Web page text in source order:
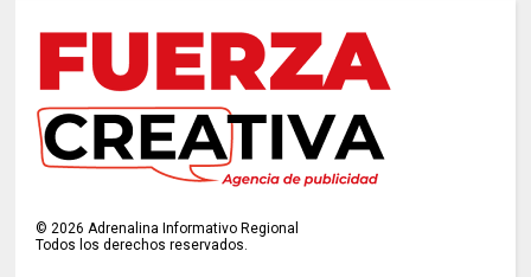
©2026 Adrenalina Informativo Regional
Todos los derechos reservados.